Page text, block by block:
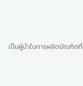
เป็นผู้นำในการผลิตบัณฑิต